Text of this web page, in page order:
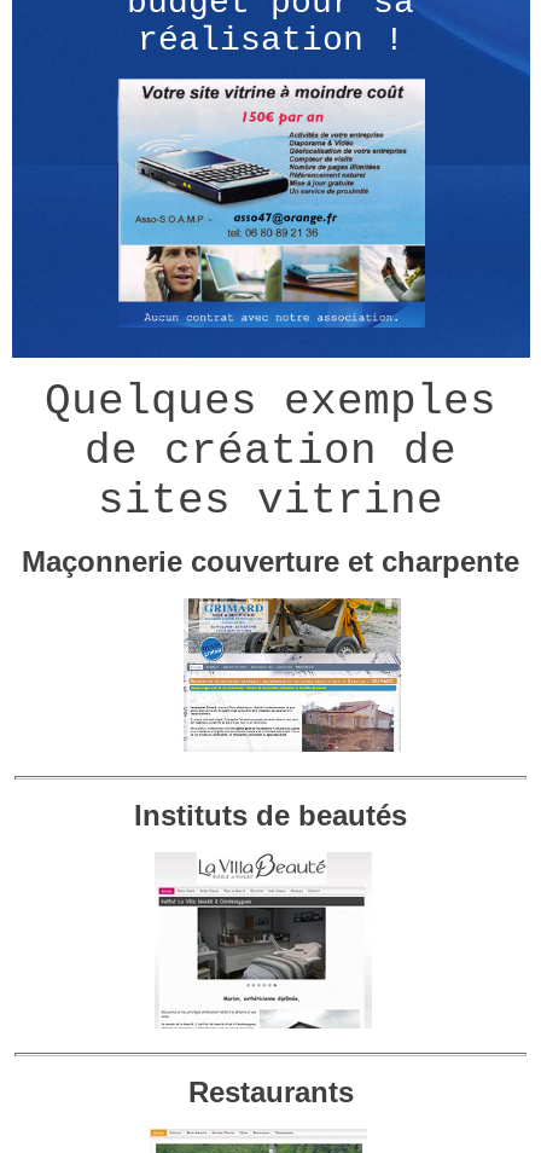
réalisation !
Quelques exemples
de création de
sites vitrine
Maçonnerie couverture et charpente
Instituts de beautés
Restaurants